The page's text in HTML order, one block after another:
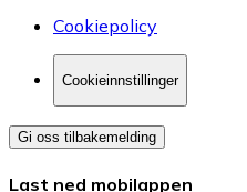
Cookiepolicy
Cookieinnstillinger
Gi oss tilbakemelding
Last ned mobilappen